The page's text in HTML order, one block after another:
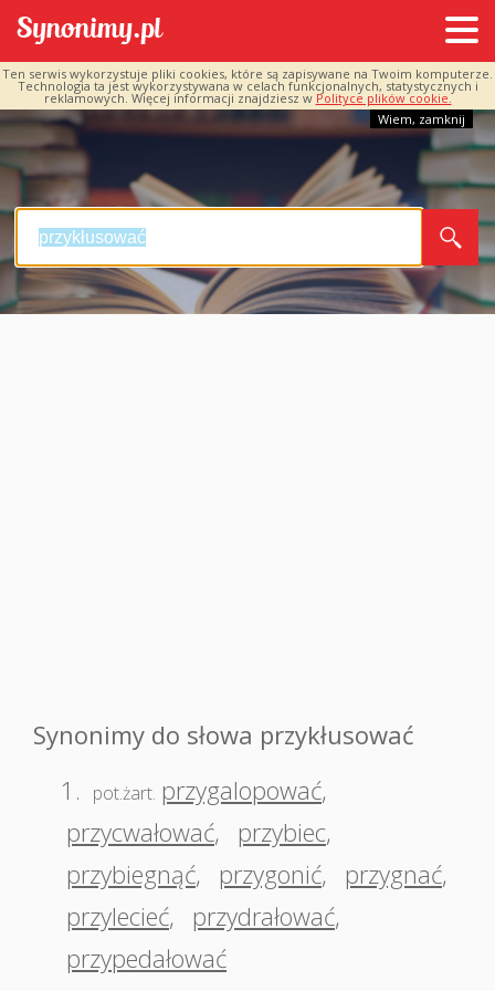
Ten serwis wykorzystuje pliki cookies, które są zapisywane na Twoim komputerze.
Technologia ta jest wykorzystywana w celach funkcjonalnych, statystycznych i
reklamowych. Więcej informacji znajdziesz w Polityce plików cookie.
Wiem, zamknij
Synonimy do słowa przykłusować
1.
pot.żart. przygalopować,
przycwałować, przybiec,
przybiegnąć, przygonić, przygnać,
przylecieć, przydrałować,
przypedałować